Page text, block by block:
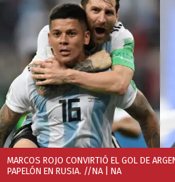
MARCOS ROJO CONVIRTIÓ EL GOL DE
PAPELÓN EN RUSIA. //NA | NA